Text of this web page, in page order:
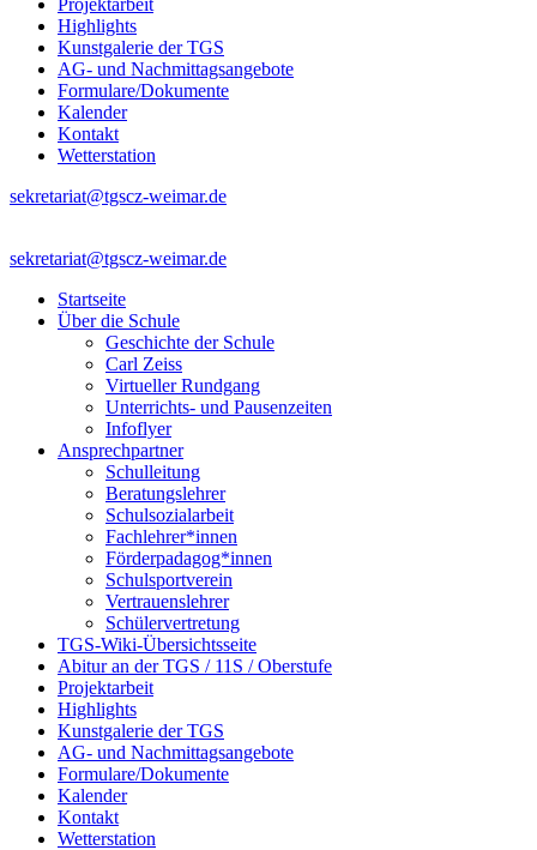
Projektarbeit
Highlights
Kunstgalerie der TGS
AG- und Nachmittagsangebote
Formulare/Dokumente
Kalender
Kontakt
Wetterstation
sekretariat@tgscz-weimar.de
sekretariat@tgscz-weimar.de
Startseite
Über die Schule
Geschichte der Schule
Carl Zeiss
Virtueller Rundgang
Unterrichts- und Pausenzeiten
Infoflyer
Ansprechpartner
Schulleitung
Beratungslehrer
Schulsozialarbeit
Fachlehrer*innen
Förderpadagog*innen
Schulsportverein
Vertrauenslehrer
Schülervertretung
TGS-Wiki-Übersichtsseite
Abitur an der TGS / 11S / Oberstufe
Projektarbeit
Highlights
Kunstgalerie der TGS
AG- und Nachmittagsangebote
Formulare/Dokumente
Kalender
Kontakt
Wetterstation